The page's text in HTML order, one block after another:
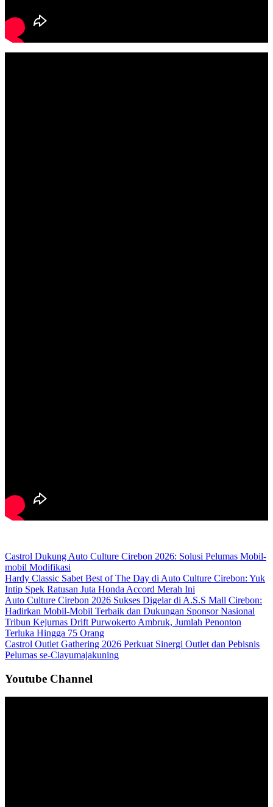
Castrol Dukung Auto Culture Cirebon 2026: Solusi Pelumas Mobil-
mobil Modifikasi
Hardy Classic Sabet Best of The Day di Auto Culture Cirebon: Yuk
Intip Spek Ratusan Juta Honda Accord Merah Ini
Auto Culture Cirebon 2026 Sukses Digelar di A.S.S Mall Cirebon:
Hadirkan Mobil-Mobil Terbaik dan Dukungan Sponsor Nasional
Tribun Kejurnas Drift Purwokerto Ambruk, Jumlah Penonton
Terluka Hingga 75 Orang
Castrol Outlet Gathering 2026 Perkuat Sinergi Outlet dan Pebisnis
Pelumas se-Ciayumajakuning
Youtube Channel